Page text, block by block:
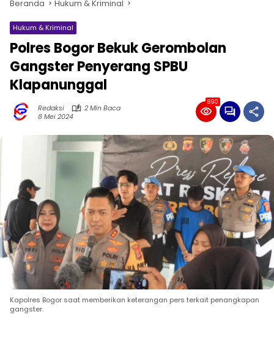
Beranda Hukum & Kriminal
Hukum & Kriminal
Polres Bogor Bekuk Gerombolan
Gangster Penyerang SPBU
Klapanunggal
Redaksi
2 Min Baca
8 Mei 2024
890
Kapolres Bogor saat memberikan keterangan pers terkait penangkapan
gangster.